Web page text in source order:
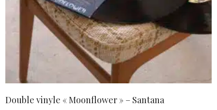
Double vinyle « Moonflower » – Santana